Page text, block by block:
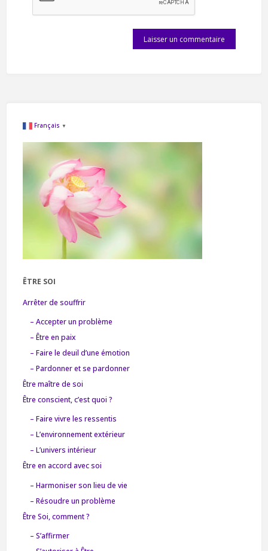
Français ▼
ÊTRE SOI
Arrêter de souffrir
– Accepter un problème
– Être en paix
– Faire le deuil d’une émotion
– Pardonner et se pardonner
Être maître de soi
Être conscient, c’est quoi ?
– Faire vivre les ressentis
– L’environnement extérieur
– L’univers intérieur
Être en accord avec soi
– Harmoniser son lieu de vie
– Résoudre un problème
Être Soi, comment ?
– S’affirmer